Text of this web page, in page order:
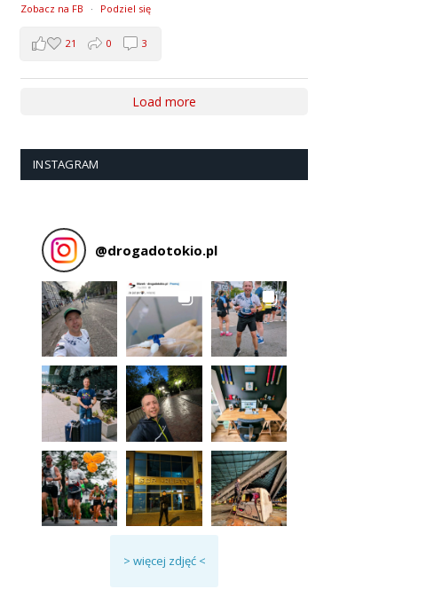
Zobacz na FB · Podziel się
21 0 3
Load more
INSTAGRAM
@drogadotokio.pl
> więcej zdjęć <